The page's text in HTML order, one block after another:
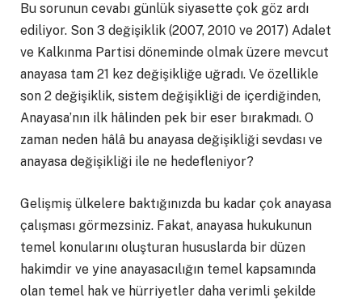
Bu sorunun cevabı günlük siyasette çok göz ardı
ediliyor. Son 3 değişiklik (2007, 2010 ve 2017) Adalet
ve Kalkınma Partisi döneminde olmak üzere mevcut
anayasa tam 21 kez değişikliğe uğradı. Ve özellikle
son 2 değişiklik, sistem değişikliği de içerdiğinden,
Anayasa’nın ilk hâlinden pek bir eser bırakmadı. O
zaman neden hâlâ bu anayasa değişikliği sevdası ve
anayasa değişikliği ile ne hedefleniyor?
Gelişmiş ülkelere baktığınızda bu kadar çok anayasa
çalışması görmezsiniz. Fakat, anayasa hukukunun
temel konularını oluşturan hususlarda bir düzen
hakimdir ve yine anayasacılığın temel kapsamında
olan temel hak ve hürriyetler daha verimli şekilde